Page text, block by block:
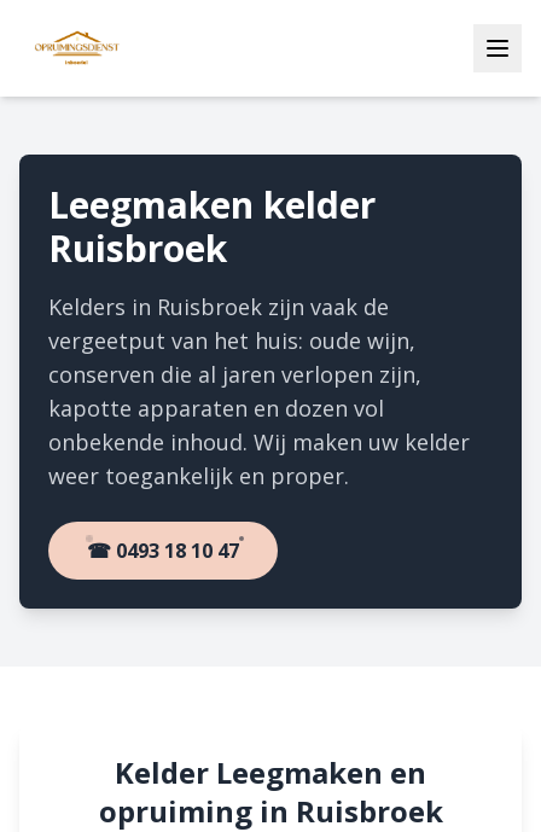
Leegmaken kelder
Ruisbroek
Kelders in Ruisbroek zijn vaak de
vergeetput van het huis: oude wijn,
conserven die al jaren verlopen zijn,
kapotte apparaten en dozen vol
onbekende inhoud. Wij maken uw kelder
weer toegankelijk en proper.
☎ 0493 18 10 47
Kelder Leegmaken en
opruiming in Ruisbroek